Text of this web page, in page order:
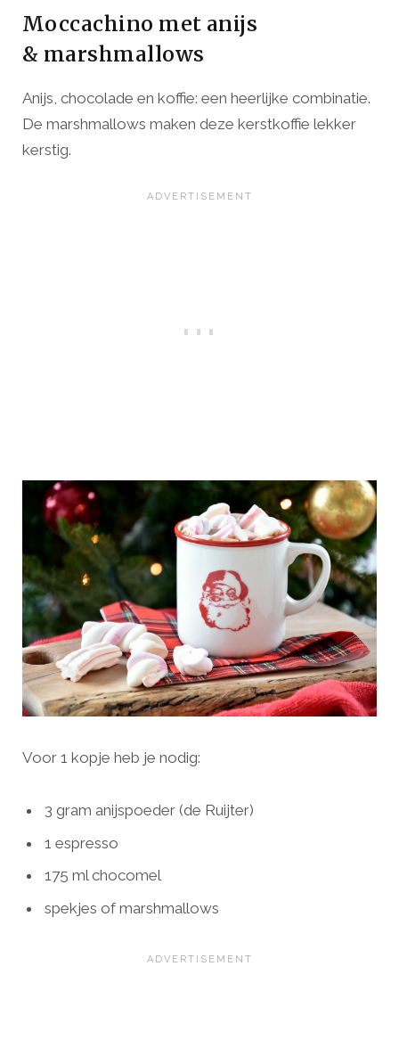
Moccachino met anijs
& marshmallows
Anijs, chocolade en koffie: een heerlijke combinatie.
De marshmallows maken deze kerstkoffie lekker
kerstig.
Voor 1 kopje heb je nodig:
3 gram anijspoeder (de Ruijter)
1 espresso
175 ml chocomel
spekjes of marshmallows